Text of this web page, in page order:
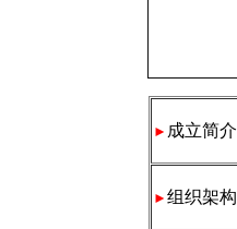
► 成立简介
► 组织架构